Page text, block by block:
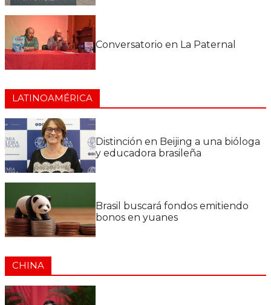
Conversatorio en La Paternal
LATINOAMÉRICA
Distinción en Beijing a una bióloga
y educadora brasileña
Brasil buscará fondos emitiendo
bonos en yuanes
CHINA